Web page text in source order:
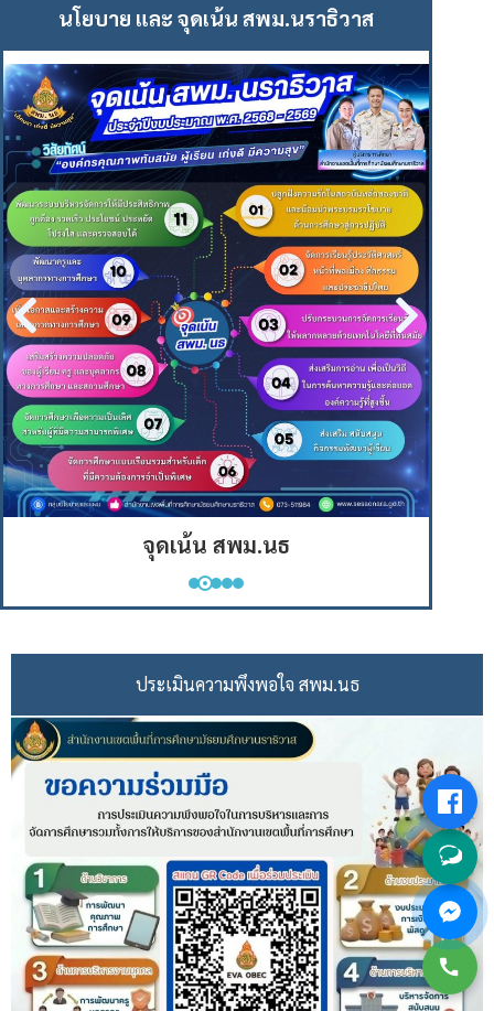
นโยบาย และ จุดเน้น สพม.นราธิวาส
จุดเน้น 1
ประเมินความพึงพอใจ สพม.นธ